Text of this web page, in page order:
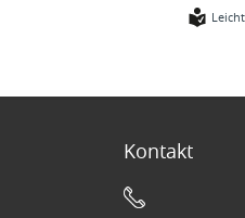
Kontakt